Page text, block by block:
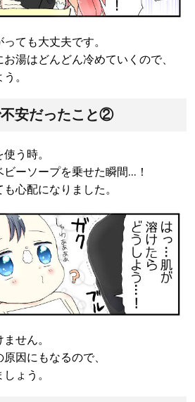
ても大丈夫です。
湯はどんどん冷めていくので、
。
安だったこと②
う時。
ーソープを乗せた瞬間…！
心配になりました。
せん。
因にもなるので、
ょう。